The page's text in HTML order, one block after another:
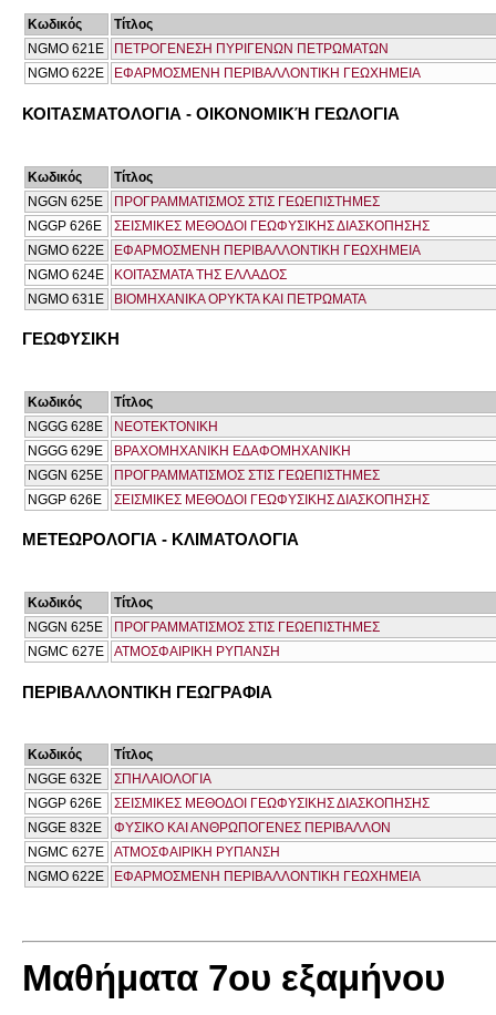
Κωδικός
Τίτλος
NGMO 621E
ΠΕΤΡΟΓΕΝΕΣΗ ΠΥΡΙΓΕΝΩΝ ΠΕΤΡΩΜΑΤΩΝ
NGMO 622E
ΕΦΑΡΜΟΣΜΕΝΗ ΠΕΡΙΒΑΛΛΟΝΤΙΚΗ ΓΕΩΧΗΜΕΙΑ
ΚΟΙΤΑΣΜΑΤΟΛΟΓΙΑ - ΟΙΚΟΝΟΜΙΚΉ ΓΕΩΛΟΓΙΑ
Κωδικός
Τίτλος
NGGN 625E
ΠΡΟΓΡΑΜΜΑΤΙΣΜΟΣ ΣΤΙΣ ΓΕΩΕΠΙΣΤΗΜΕΣ
NGGP 626E
ΣΕΙΣΜΙΚΕΣ ΜΕΘΟΔΟΙ ΓΕΩΦΥΣΙΚΗΣ ΔΙΑΣΚΟΠΗΣΗΣ
NGMO 622E
ΕΦΑΡΜΟΣΜΕΝΗ ΠΕΡΙΒΑΛΛΟΝΤΙΚΗ ΓΕΩΧΗΜΕΙΑ
NGMO 624E
ΚΟΙΤΑΣΜΑΤΑ ΤΗΣ ΕΛΛΑΔΟΣ
NGMO 631E
ΒΙΟΜΗΧΑΝΙΚΑ ΟΡΥΚΤΑ ΚΑΙ ΠΕΤΡΩΜΑΤΑ
ΓΕΩΦΥΣΙΚΗ
Κωδικός
Τίτλος
NGGG 628E
ΝΕΟΤΕΚΤΟΝΙΚΗ
NGGG 629E
ΒΡΑΧΟΜΗΧΑΝΙΚΗ ΕΔΑΦΟΜΗΧΑΝΙΚΗ
NGGN 625E
ΠΡΟΓΡΑΜΜΑΤΙΣΜΟΣ ΣΤΙΣ ΓΕΩΕΠΙΣΤΗΜΕΣ
NGGP 626E
ΣΕΙΣΜΙΚΕΣ ΜΕΘΟΔΟΙ ΓΕΩΦΥΣΙΚΗΣ ΔΙΑΣΚΟΠΗΣΗΣ
ΜΕΤΕΩΡΟΛΟΓΙΑ - ΚΛΙΜΑΤΟΛΟΓΙΑ
Κωδικός
Τίτλος
NGGN 625E
ΠΡΟΓΡΑΜΜΑΤΙΣΜΟΣ ΣΤΙΣ ΓΕΩΕΠΙΣΤΗΜΕΣ
NGMC 627E
ΑΤΜΟΣΦΑΙΡΙΚΗ ΡΥΠΑΝΣΗ
ΠΕΡΙΒΑΛΛΟΝΤΙΚΗ ΓΕΩΓΡΑΦΙΑ
Κωδικός
Τίτλος
NGGE 632E
ΣΠΗΛΑΙΟΛΟΓΙΑ
NGGP 626E
ΣΕΙΣΜΙΚΕΣ ΜΕΘΟΔΟΙ ΓΕΩΦΥΣΙΚΗΣ ΔΙΑΣΚΟΠΗΣΗΣ
NGGΕ 832Ε
ΦΥΣΙΚΟ ΚΑΙ ΑΝΘΡΩΠΟΓΕΝΕΣ ΠΕΡΙΒΑΛΛΟΝ
NGMC 627E
ΑΤΜΟΣΦΑΙΡΙΚΗ ΡΥΠΑΝΣΗ
NGMO 622E
ΕΦΑΡΜΟΣΜΕΝΗ ΠΕΡΙΒΑΛΛΟΝΤΙΚΗ ΓΕΩΧΗΜΕΙΑ
Μαθήματα 7ου εξαμήνου